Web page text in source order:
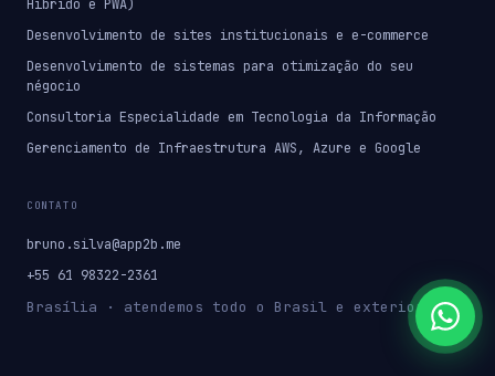
Híbrido e PWA)
Desenvolvimento de sites institucionais e e-commerce
Desenvolvimento de sistemas para otimização do seu
négocio
Consultoria Especialidade em Tecnologia da Informação
Gerenciamento de Infraestrutura AWS, Azure e Google
CONTATO
bruno.silva@app2b.me
+55 61 98322-2361
Brasília · atendemos todo o Brasil e exterior